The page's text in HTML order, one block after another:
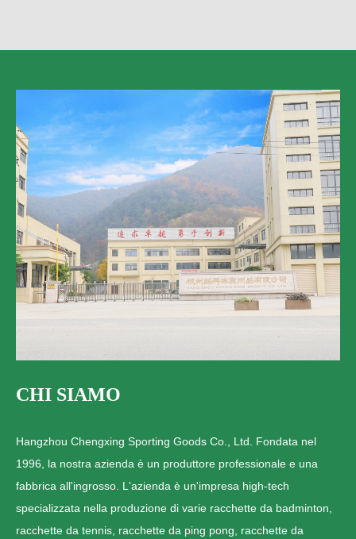
CHI SIAMO
Hangzhou Chengxing Sporting Goods Co., Ltd. Fondata nel
1996, la nostra azienda è un produttore professionale e una
fabbrica all'ingrosso. L'azienda è un'impresa high-tech
specializzata nella produzione di varie racchette da badminton,
racchette da tennis, racchette da ping pong, racchette da